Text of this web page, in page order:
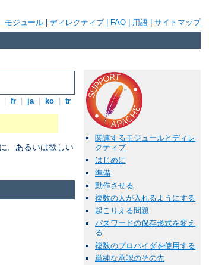
モジュール ディレクティブ FAQ 用語 サイトマップ
fr ja ko tr
、あるいは欲しい
関連するモジュールとディレ
クティブ
はじめに
準備
動作させる
複数の人が入れるようにする
起こりえる問題
パスワードの保存形式を変え
る
複数のプロバイダを使用する
単純な承認のその先